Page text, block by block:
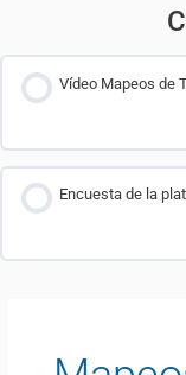
Vídeo Mapeos de
Encuesta de la